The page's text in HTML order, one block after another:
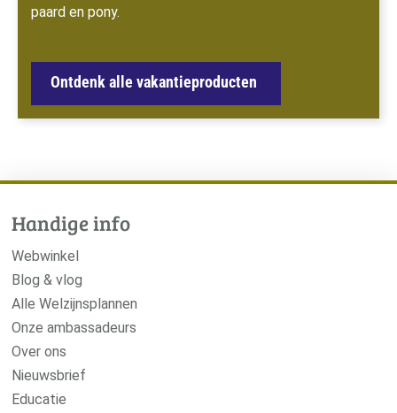
Ontdenk alle vakantieproducten
Webwinkel
Alle Welzijnsplannen
Onze ambassadeurs
Over ons
Nieuwsbrief
Educatie
Ingrediënten
Voor professionals
Groothandel